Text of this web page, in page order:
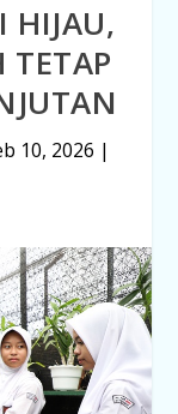
HIJAU,
TETAP
10, 2026 |